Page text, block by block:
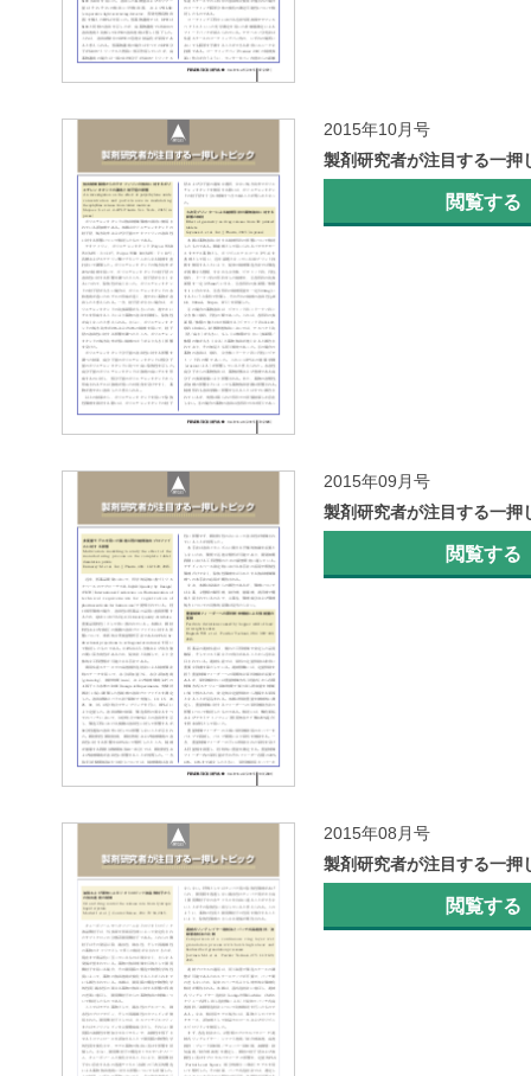
2015年10月号
製剤研究者が注目する一押
閲覧する
2015年09月号
製剤研究者が注目する一押
閲覧する
2015年08月号
製剤研究者が注目する一押
閲覧する